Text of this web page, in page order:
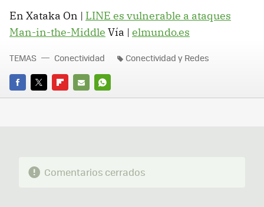
En Xataka On | LINE es vulnerable a ataques
Man-in-the-Middle Vía | elmundo.es
FACEBOOK
TWITTERFLIPBOARD
E-
WHATSAPP
TEMAS Conectividad Conectividad y Redes
Comentarios cerrados